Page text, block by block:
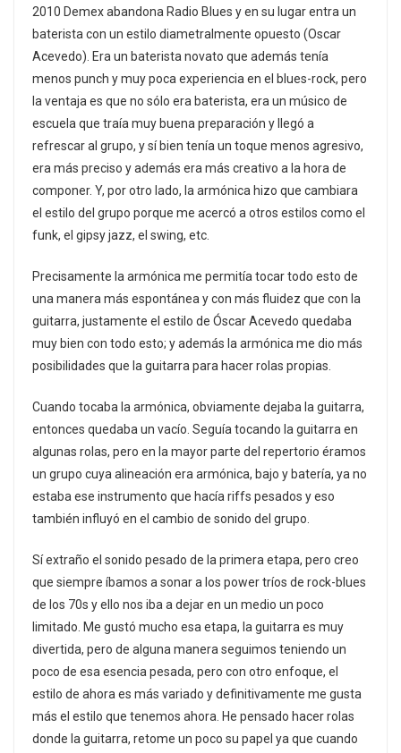
2010 Demex abandona Radio Blues y en su lugar entra un
baterista con un estilo diametralmente opuesto (Oscar
Acevedo). Era un baterista novato que además tenía
menos punch y muy poca experiencia en el blues-rock, pero
la ventaja es que no sólo era baterista, era un músico de
escuela que traía muy buena preparación y llegó a
refrescar al grupo, y sí bien tenía un toque menos agresivo,
era más preciso y además era más creativo a la hora de
componer. Y, por otro lado, la armónica hizo que cambiara
el estilo del grupo porque me acercó a otros estilos como el
funk, el gipsy jazz, el swing, etc.
Precisamente la armónica me permitía tocar todo esto de
una manera más espontánea y con más fluidez que con la
guitarra, justamente el estilo de Óscar Acevedo quedaba
muy bien con todo esto; y además la armónica me dio más
posibilidades que la guitarra para hacer rolas propias.
Cuando tocaba la armónica, obviamente dejaba la guitarra,
entonces quedaba un vacío. Seguía tocando la guitarra en
algunas rolas, pero en la mayor parte del repertorio éramos
un grupo cuya alineación era armónica, bajo y batería, ya no
estaba ese instrumento que hacía riffs pesados y eso
también influyó en el cambio de sonido del grupo.
Sí extraño el sonido pesado de la primera etapa, pero creo
que siempre íbamos a sonar a los power tríos de rock-blues
de los 70s y ello nos iba a dejar en un medio un poco
limitado. Me gustó mucho esa etapa, la guitarra es muy
divertida, pero de alguna manera seguimos teniendo un
poco de esa esencia pesada, pero con otro enfoque, el
estilo de ahora es más variado y definitivamente me gusta
más el estilo que tenemos ahora. He pensado hacer rolas
donde la guitarra, retome un poco su papel ya que cuando